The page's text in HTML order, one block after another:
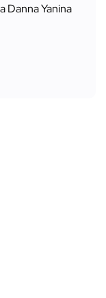
Danna Yanina